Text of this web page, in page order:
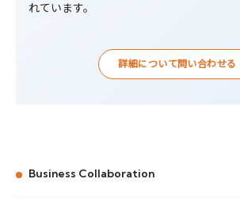
れています。
詳細について問い合わせる
Business Collaboration